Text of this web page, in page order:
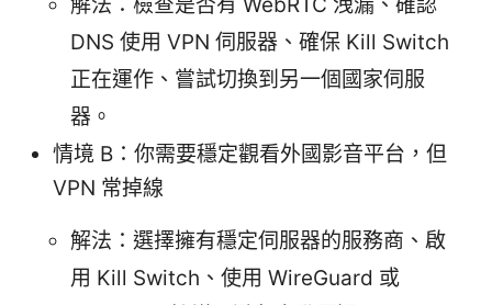
解法：檢查是否有 WebRTC 洩漏、確認
DNS 使用 VPN 伺服器、確保 Kill Switch
正在運作、嘗試切換到另一個國家伺服
器。
情境 B：你需要穩定觀看外國影音平台，但
VPN 常掉線
解法：選擇擁有穩定伺服器的服務商、啟
用 Kill Switch、使用 WireGuard 或